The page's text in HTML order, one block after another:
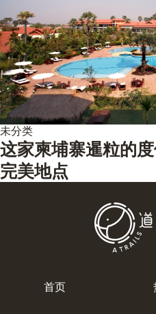
未分类
这家柬埔寨暹粒的
完美地点
首页